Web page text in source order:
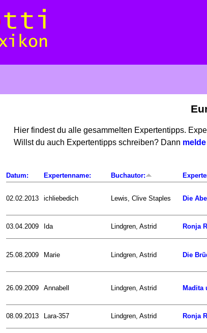
Hier findest du alle gesammelten Expertentipps.
Willst du auch Expertentipps schreiben? Dann
Datum: Expertenname: Buchautor:
02.02.2013 ichliebedich Lewis, Clive Staples Die
03.04.2009 Ida Lindgren, Astrid Ronja
25.08.2009 Marie Lindgren, Astrid Die
26.09.2009 Annabell Lindgren, Astrid Madita
08.09.2013 Lara-357 Lindgren, Astrid Ronja